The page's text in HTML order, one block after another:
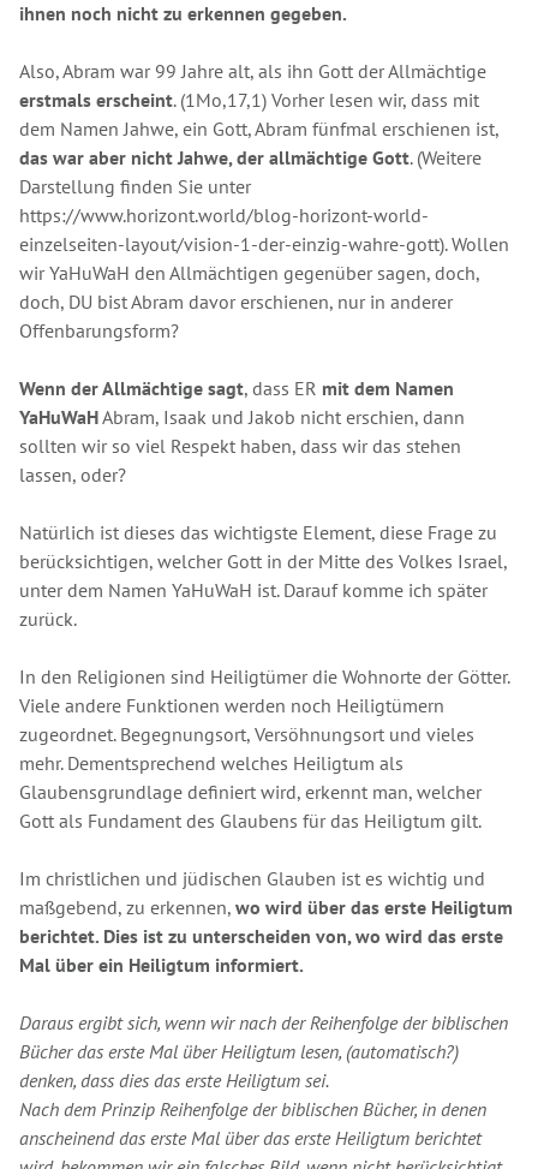
ihnen noch nicht zu erkennen gegeben.
Also, Abram war 99 Jahre alt, als ihn Gott der Allmächtige
erstmals erscheint. (1Mo,17,1) Vorher lesen wir, dass mit
dem Namen Jahwe, ein Gott, Abram fünfmal erschienen ist,
das war aber nicht Jahwe, der allmächtige Gott. (Weitere
Darstellung finden Sie unter
https://www.horizont.world/blog-horizont-world-
einzelseiten-layout/vision-1-der-einzig-wahre-gott). Wollen
wir YaHuWaH den Allmächtigen gegenüber sagen, doch,
doch, DU bist Abram davor erschienen, nur in anderer
Offenbarungsform?
Wenn der Allmächtige sagt, dass ER mit dem Namen
YaHuWaHAbram, Isaak und Jakob nicht erschien, dann
sollten wir so viel Respekt haben, dass wir das stehen
lassen, oder?
Natürlich ist dieses das wichtigste Element, diese Frage zu
berücksichtigen, welcher Gott in der Mitte des Volkes Israel,
unter dem Namen YaHuWaH ist. Darauf komme ich später
zurück.
In den Religionen sind Heiligtümer die Wohnorte der Götter.
Viele andere Funktionen werden noch Heiligtümern
zugeordnet. Begegnungsort, Versöhnungsort und vieles
mehr. Dementsprechend welches Heiligtum als
Glaubensgrundlage definiert wird, erkennt man, welcher
Gott als Fundament des Glaubens für das Heiligtum gilt.
Im christlichen und jüdischen Glauben ist es wichtig und
maßgebend, zu erkennen, wo wird über das erste Heiligtum
berichtet. Dies ist zu unterscheiden von, wo wird das erste
Mal über ein Heiligtum informiert.
Daraus ergibt sich, wenn wir nach der Reihenfolge der biblischen
Bücher das erste Mal über Heiligtum lesen, (automatisch?)
denken, dass dies das erste Heiligtum sei.
Nach dem Prinzip Reihenfolge der biblischen Bücher, in denen
anscheinend das erste Mal über das erste Heiligtum berichtet